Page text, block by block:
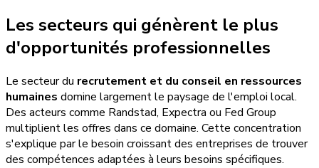
Les secteurs qui génèrent le plus
d'opportunités professionnelles
Le secteur du recrutement et du conseil en ressources
humaines domine largement le paysage de l'emploi local.
Des acteurs comme Randstad, Expectra ou Fed Group
multiplient les offres dans ce domaine. Cette concentration
s'explique par le besoin croissant des entreprises de trouver
des compétences adaptées à leurs besoins spécifiques.